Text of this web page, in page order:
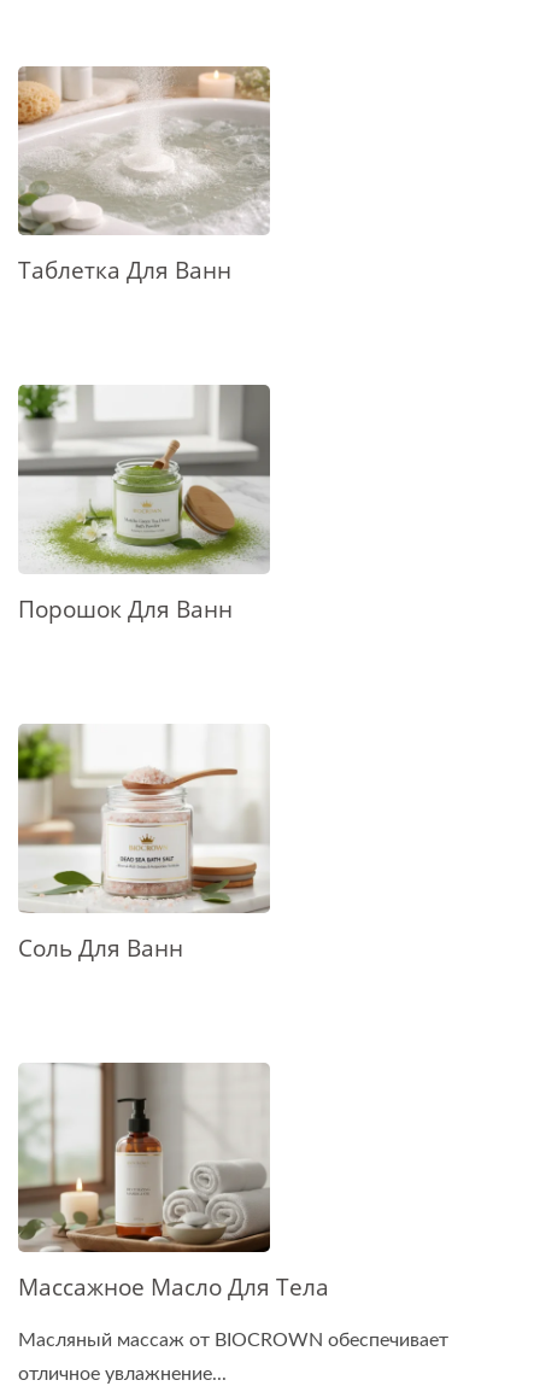
Таблетка Для Ванн
Порошок Для Ванн
Соль Для Ванн
Массажное Масло Для Тела
Масляный массаж от BIOCROWN обеспечивает
отличное увлажнение...